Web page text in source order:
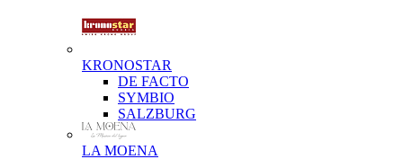
KRONOSTAR
DE FACTO
SYMBIO
SALZBURG
LA MOENA